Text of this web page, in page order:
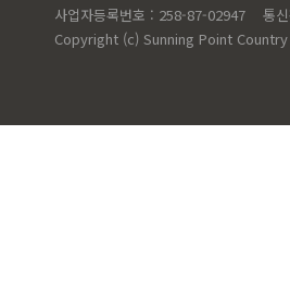
사업자등록번호 : 258-87-02947
통
Copyright (c) Sunning Point